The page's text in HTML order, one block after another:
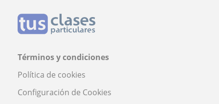
Términos y condiciones
Política de cookies
Configuración de Cookies